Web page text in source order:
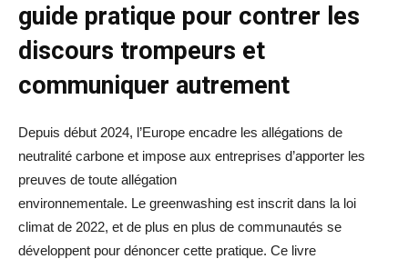
guide pratique pour contrer les
discours trompeurs et
communiquer autrement
Depuis début 2024, l’Europe encadre les allégations de
neutralité carbone et impose aux entreprises d’apporter les
preuves de toute allégation
environnementale. Le greenwashing est inscrit dans la loi
climat de 2022, et de plus en plus de communautés se
développent pour dénoncer cette pratique. Ce livre